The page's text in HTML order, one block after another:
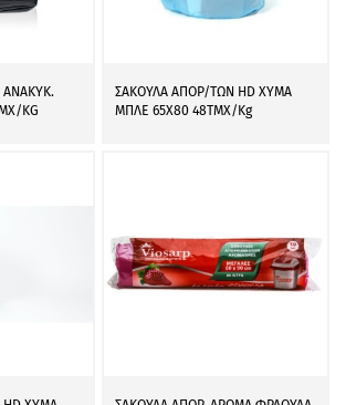
KG
ΣΑΚΟΥΛΑ ΑΠΟΡ/ΤΩΝ HD ΧΥΜΑ
ΜΠΛΕ 65Χ80 48ΤΜΧ/Kg